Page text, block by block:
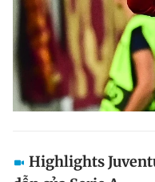
Highlights